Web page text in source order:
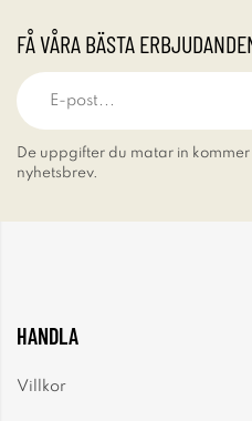
FÅ VÅRA BÄSTA
De uppgifter du matar in
nyhetsbrev.
HANDLA
Villkor